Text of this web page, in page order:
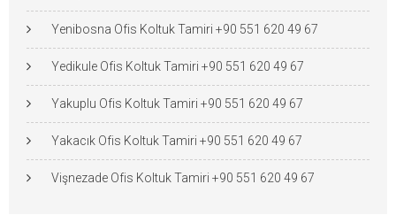
Yenibosna Ofis Koltuk Tamiri +90 551 620 49 67
Yedikule Ofis Koltuk Tamiri +90 551 620 49 67
Yakuplu Ofis Koltuk Tamiri +90 551 620 49 67
Yakacık Ofis Koltuk Tamiri +90 551 620 49 67
Vişnezade Ofis Koltuk Tamiri +90 551 620 49 67